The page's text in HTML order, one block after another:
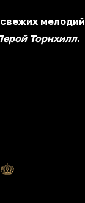
мелодий
Торнхилл.